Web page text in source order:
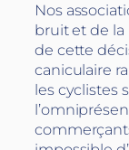
Nos
bruit et de la
de cette
caniculaire
les cyclistes